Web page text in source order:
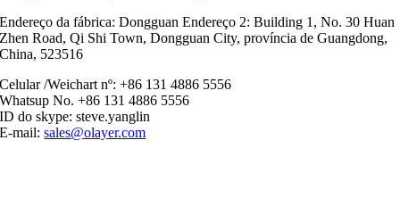
Endereço da fábrica: Dongguan Endereço 2: Building 1, No. 30 Huan
Zhen Road, Qi Shi Town, Dongguan City, província de Guangdong,
China, 523516
Celular /Weichart nº: +86 131 4886 5556
Whatsup No. +86 131 4886 5556
ID do skype: steve.yanglin
E-mail:sales@olayer.com